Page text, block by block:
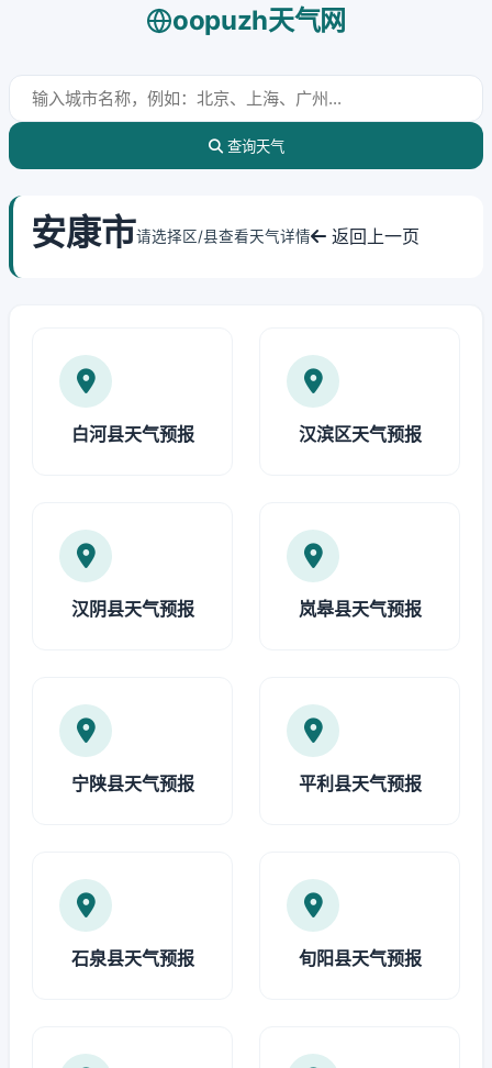
oopuzh天气网
查询天气
安康市请选择区/县查看天气详情 返回上一页
白河县天气预报 汉滨区天气预报
汉阴县天气预报 岚皋县天气预报
宁陕县天气预报 平利县天气预报
石泉县天气预报 旬阳县天气预报